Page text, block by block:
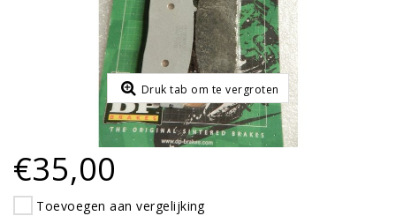
Druk tab om te vergroten
€35,00
Toevoegen aan vergelijking